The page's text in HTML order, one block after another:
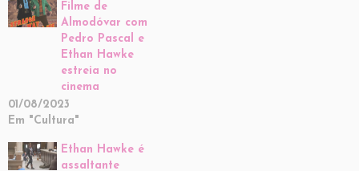
Filme de
Almodóvar com
Pedro Pascal e
Ethan Hawke
estreia no
cinema
01/08/2023
Em "Cultura"
Ethan Hawke é
assaltante